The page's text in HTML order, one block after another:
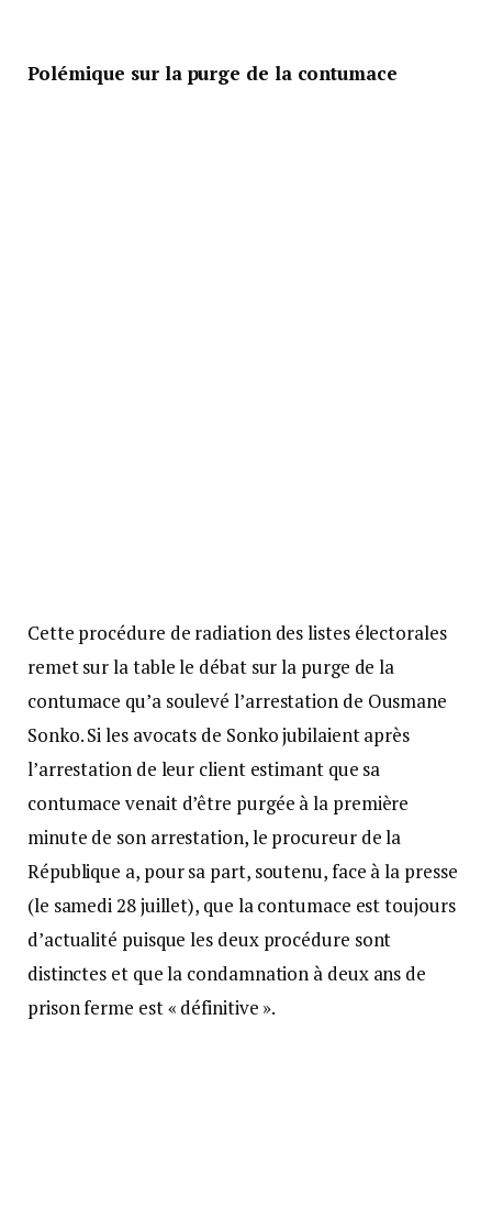
Polémique sur la purge de la contumace
Cette procédure de radiation des listes électorales
remet sur la table le débat sur la purge de la
contumace qu’a soulevé l’arrestation de Ousmane
Sonko. Si les avocats de Sonko jubilaient après
l’arrestation de leur client estimant que sa
contumace venait d’être purgée à la première
minute de son arrestation, le procureur de la
République a, pour sa part, soutenu, face à la presse
(le samedi 28 juillet), que la contumace est toujours
d’actualité puisque les deux procédure sont
distinctes et que la condamnation à deux ans de
prison ferme est « définitive ».